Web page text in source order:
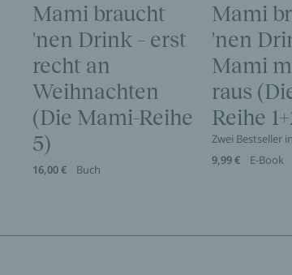
Mami braucht
'nen Drink – erst
recht an
Weihnachten
(Die Mami-Reihe
5)
16,00 € Buch
Mami
'nen
Mami
raus
Reihe
Zwei Bestseller
9,99 €
E-Book